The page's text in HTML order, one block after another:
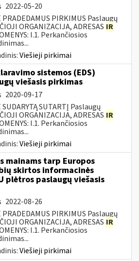
2022-05-20
PIRKIMUS Paslaugų
ORGANIZACIJA, ADRESAS IR
I.1. Perkančiosios
Viešieji pirkimai
sistemos (EDS)
viešasis pirkimas
2020-09-17
SUTARTĮ Paslaugų
ORGANIZACIJA, ADRESAS IR
I.1. Perkančiosios
Viešieji pirkimai
mainams tarp Europos
skirtos informacinės
plėtros paslaugų viešasis
2022-08-26
PIRKIMUS Paslaugų
ORGANIZACIJA, ADRESAS IR
I.1. Perkančiosios
Viešieji pirkimai